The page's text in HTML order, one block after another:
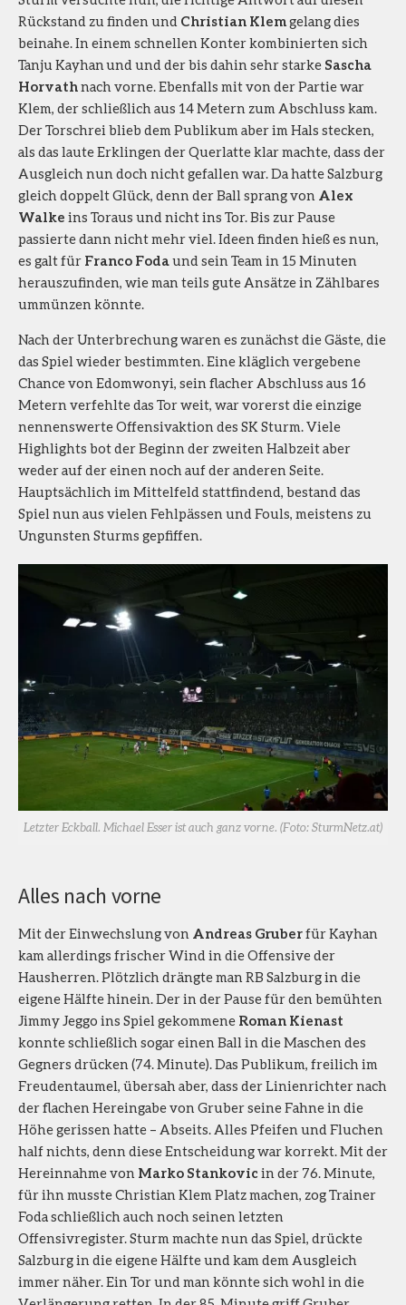
Rückstand zu finden und Christian Klemgelang dies
beinahe. In einem schnellen Konter kombinierten sich
Tanju Kayhan und und der bis dahin sehr starke Sascha
Horvathnach vorne. Ebenfalls mit von der Partie war
Klem, der schließlich aus 14 Metern zum Abschluss kam.
Der Torschrei blieb dem Publikum aber im Hals stecken,
als das laute Erklingen der Querlatte klar machte, dass der
Ausgleich nun doch nicht gefallen war. Da hatte Salzburg
gleich doppelt Glück, denn der Ball sprang von Alex
Walke ins Toraus und nicht ins Tor. Bis zur Pause
passierte dann nicht mehr viel. Ideen finden hieß es nun,
es galt für Franco Fodaund sein Team in 15 Minuten
herauszufinden, wie man teils gute Ansätze in Zählbares
ummünzen könnte.
Nach der Unterbrechung waren es zunächst die Gäste, die
das Spiel wieder bestimmten. Eine kläglich vergebene
Chance von Edomwonyi, sein flacher Abschluss aus 16
Metern verfehlte das Tor weit, war vorerst die einzige
nennenswerte Offensivaktion des SK Sturm. Viele
Highlights bot der Beginn der zweiten Halbzeit aber
weder auf der einen noch auf der anderen Seite.
Hauptsächlich im Mittelfeld stattfindend, bestand das
Spiel nun aus vielen Fehlpässen und Fouls, meistens zu
Ungunsten Sturms gepfiffen.
Letzter Eckball. Michael Esser ist auch ganz vorne. (Foto: SturmNetz.at)
Alles nach vorne
Mit der Einwechslung von Andreas Gruberfür Kayhan
kam allerdings frischer Wind in die Offensive der
Hausherren. Plötzlich drängte man RB Salzburg in die
eigene Hälfte hinein. Der in der Pause für den bemühten
Jimmy Jeggo ins Spiel gekommene Roman Kienast
konnte schließlich sogar einen Ball in die Maschen des
Gegners drücken (74. Minute). Das Publikum, freilich im
Freudentaumel, übersah aber, dass der Linienrichter nach
der flachen Hereingabe von Gruber seine Fahne in die
Höhe gerissen hatte – Abseits. Alles Pfeifen und Fluchen
half nichts, denn diese Entscheidung war korrekt. Mit der
Hereinnahme von Marko Stankovicin der 76. Minute,
für ihn musste Christian Klem Platz machen, zog Trainer
Foda schließlich auch noch seinen letzten
Offensivregister. Sturm machte nun das Spiel, drückte
Salzburg in die eigene Hälfte und kam dem Ausgleich
immer näher. Ein Tor und man könnte sich wohl in die